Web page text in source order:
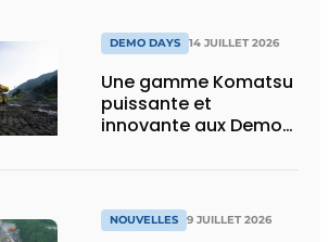
DEMO DAYS 14 JUILLET 2026
Une gamme Komatsu
puissante et
innovante aux Demo
NOUVELLES 9 JUILLET 2026